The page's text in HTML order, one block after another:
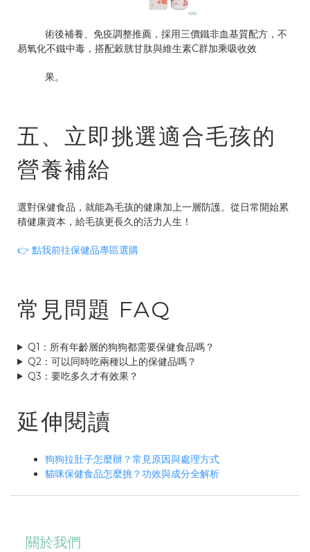
術後補養、免疫調整推薦，採用三價鐵非血基質配方，不
易氧化不鐵中毒，搭配穀胱甘肽與維生素C群加乘吸收效
果。
五、立即挑選適合毛孩的
營養補給
選對保健食品，就能為毛孩的健康加上一層防護。從日常開始累
積健康資本，給毛孩更長久的活力人生！
👉 點我前往保健品專區選購
常見問題 FAQ
Q1：所有年齡層的狗狗都需要保健食品嗎？
Q2：可以同時吃兩種以上的保健品嗎？
Q3：要吃多久才有效果？
延伸閱讀
狗狗拉肚子怎麼辦？常見原因與處理方式
貓咪保健食品怎麼挑？功效與成分全解析
關於我們